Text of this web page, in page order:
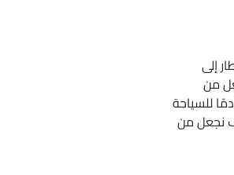
إلى
من
للسياحة
نجعل من